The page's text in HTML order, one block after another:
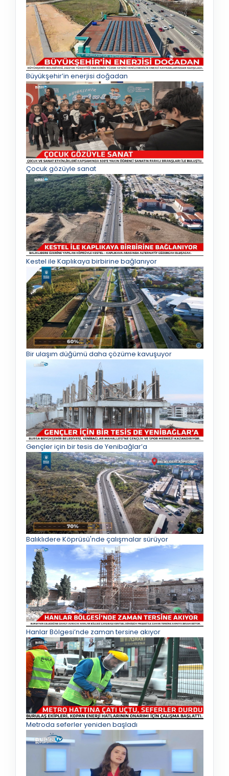
Büyükşehir’in enerjisi doğadan
Çocuk gözüyle sanat
Kestel ile Kaplıkaya birbirine bağlanıyor
Bir ulaşım düğümü daha çözüme kavuşuyor
Gençler için bir tesis de Yenibağlar’a
Balıklıdere Köprüsü'nde çalışmalar sürüyor
Hanlar Bölgesi’nde zaman tersine akıyor
Metroda seferler yeniden başladı